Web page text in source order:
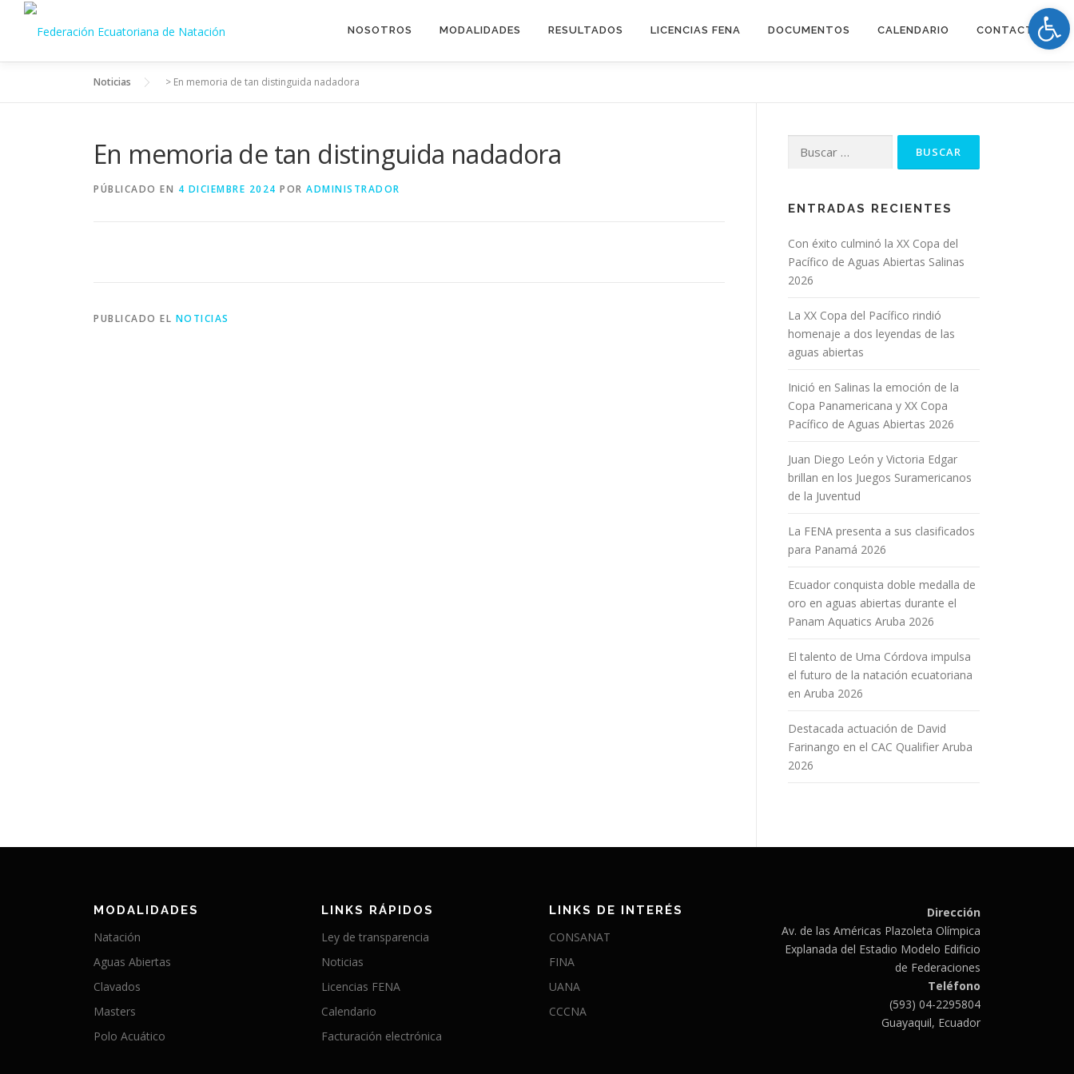
Saltar
NOSOTROS MODALIDADES RESULTADOS LICENCIAS FENA DOCUMENTOS CALENDARIO CONTACTOS
Noticias > En memoria de tan distinguida nadadora
En memoria de tan distinguida nadadora
PÚBLICADO EN 4 DICIEMBRE 2024 POR ADMINISTRADOR
PUBLICADO EL NOTICIAS
ENTRADAS RECIENTES
Con éxito culminó la XX Copa del
Pacífico de Aguas Abiertas Salinas
2026
La XX Copa del Pacífico rindió
homenaje a dos leyendas de las
aguas abiertas
Inició en Salinas la emoción de la
Copa Panamericana y XX Copa
Pacífico de Aguas Abiertas 2026
Juan Diego León y Victoria Edgar
brillan en los Juegos Suramericanos
de la Juventud
La FENA presenta a sus clasificados
para Panamá 2026
Ecuador conquista doble medalla de
oro en aguas abiertas durante el
Panam Aquatics Aruba 2026
El talento de Uma Córdova impulsa
el futuro de la natación ecuatoriana
en Aruba 2026
Destacada actuación de David
Farinango en el CAC Qualifier Aruba
2026
MODALIDADES
Natación
Aguas Abiertas
Clavados
Masters
Polo Acuático
LINKS RÁPIDOS
Ley de transparencia
Noticias
Licencias FENA
Calendario
Facturación electrónica
LINKS DE INTERÉS
CONSANAT
FINA
UANA
CCCNA
Dirección
Av. de las Américas Plazoleta Olímpica
Explanada del Estadio Modelo Edificio
de Federaciones
Teléfono
(593) 04-2295804
Guayaquil, Ecuador